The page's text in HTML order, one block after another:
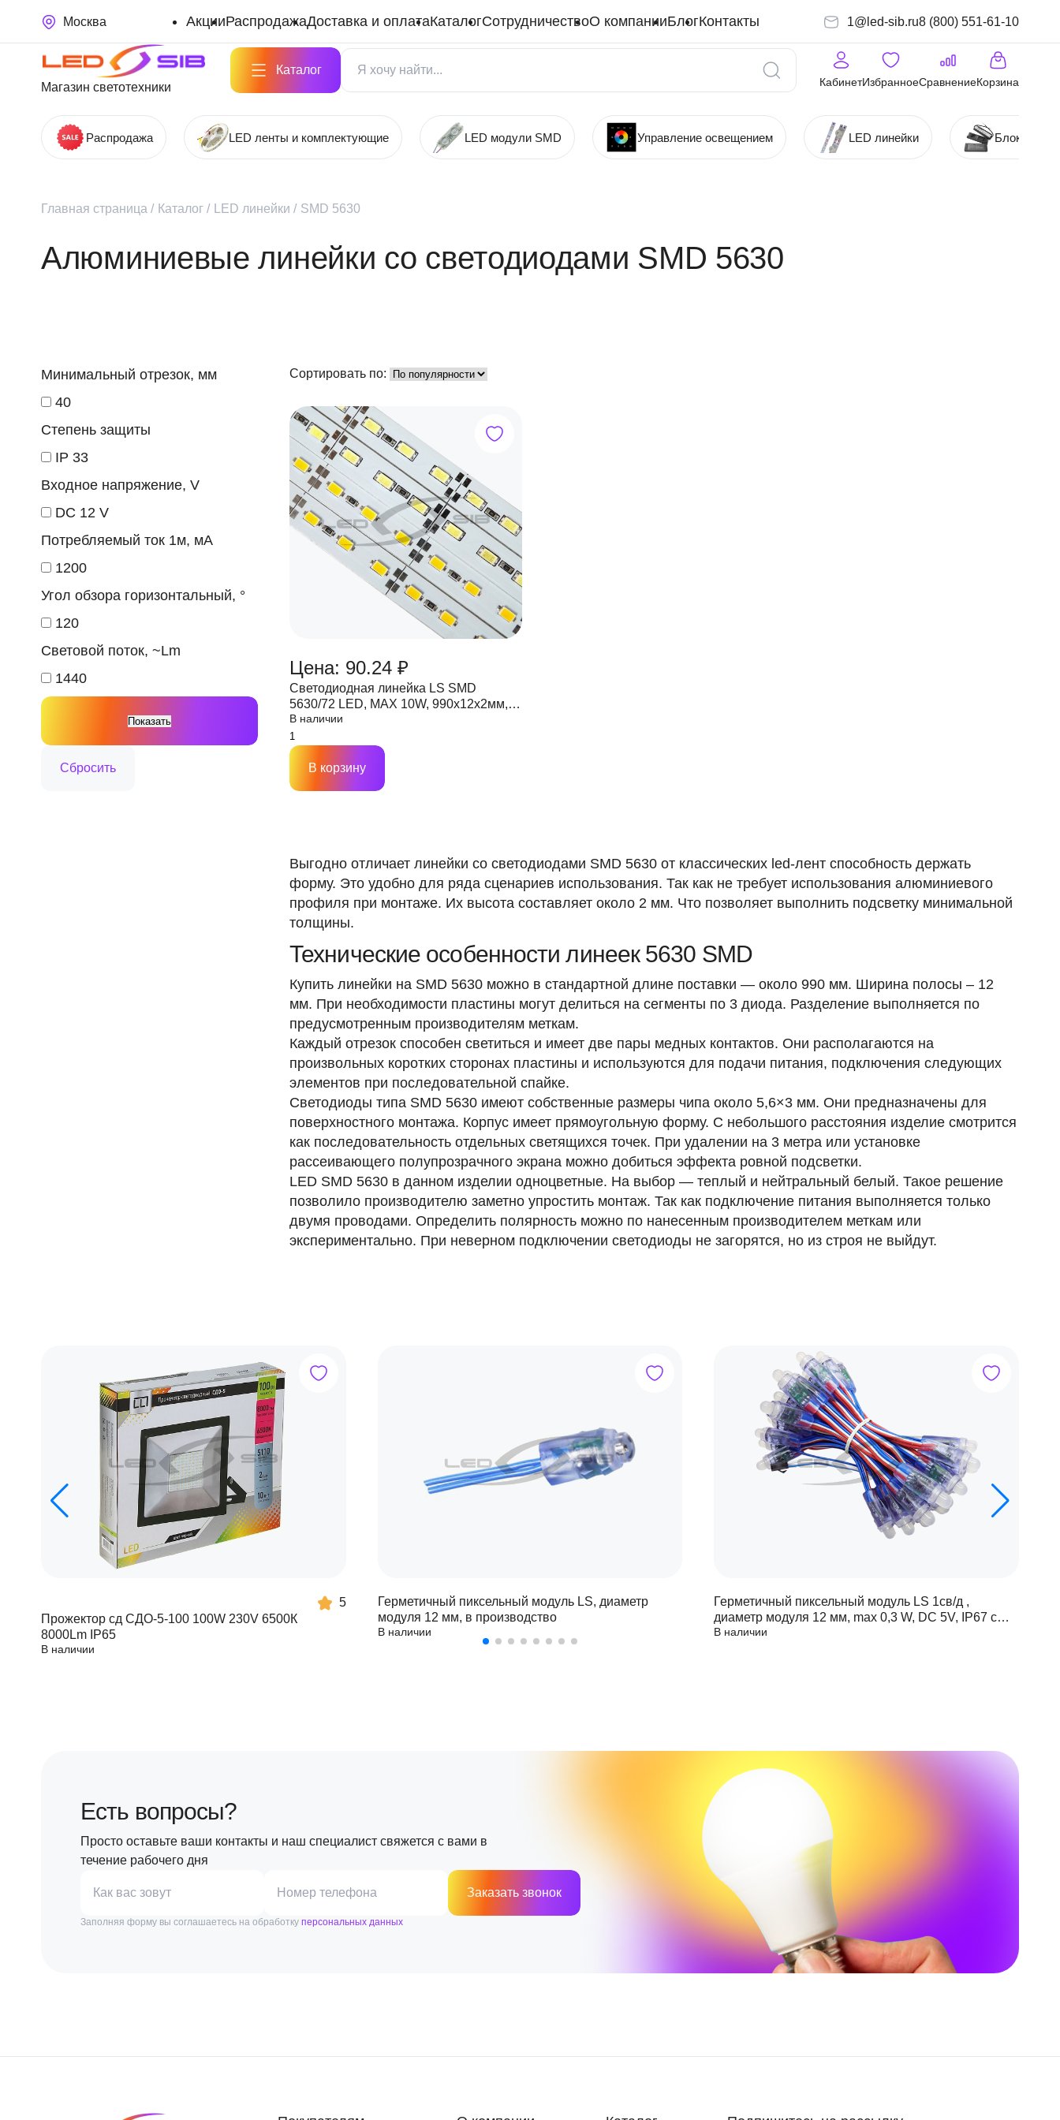
Москва АкцииРаспродажаДоставка и оплатаКаталогСотрудничествоО компанииБлогКонтакты 1@led-sib.ru8 (800) 551-61-10
Магазин светотехники
Каталог
КабинетИзбранноеСравнениеКорзина
Распродажа LED ленты и комплектующие LED модули SMD Управление освещением LED линейки Блоки
Главная страница / Каталог / LED линейки / SMD 5630
Алюминиевые линейки со светодиодами SMD 5630
Минимальный отрезок, мм
40
Степень защиты
IP 33
Входное напряжение, V
DC 12 V
Потребляемый ток 1м, мА
1200
Угол обзора горизонтальный, °
120
Световой поток, ~Lm
1440
Сортировать по:
Цена: 90.24 ₽
Светодиодная линейка LS SMD
5630/72 LED, MAX 10W, 990х12х2мм,
12V, IP33, 1440 Lm
В наличии
В корзину
Выгодно отличает линейки со светодиодами SMD 5630 от классических led-лент способность держать
форму. Это удобно для ряда сценариев использования. Так как не требует использования алюминиевого
профиля при монтаже. Их высота составляет около 2 мм. Что позволяет выполнить подсветку минимальной
толщины.
Технические особенности линеек 5630 SMD
Купить линейки на SMD 5630 можно в стандартной длине поставки — около 990 мм. Ширина полосы – 12
мм. При необходимости пластины могут делиться на сегменты по 3 диода. Разделение выполняется по
предусмотренным производителям меткам.
Каждый отрезок способен светиться и имеет две пары медных контактов. Они располагаются на
произвольных коротких сторонах пластины и используются для подачи питания, подключения следующих
элементов при последовательной спайке.
Светодиоды типа SMD 5630 имеют собственные размеры чипа около 5,6×3 мм. Они предназначены для
поверхностного монтажа. Корпус имеет прямоугольную форму. С небольшого расстояния изделие смотрится
как последовательность отдельных светящихся точек. При удалении на 3 метра или установке
рассеивающего полупрозрачного экрана можно добиться эффекта ровной подсветки.
LED SMD 5630 в данном изделии одноцветные. На выбор — теплый и нейтральный белый. Такое решение
позволило производителю заметно упростить монтаж. Так как подключение питания выполняется только
двумя проводами. Определить полярность можно по нанесенным производителем меткам или
экспериментально. При неверном подключении светодиоды не загорятся, но из строя не выйдут.
5
Прожектор сд СДО-5-100 100W 230V 6500К
8000Lm IP65
В наличии
Герметичный пиксельный модуль LS, диаметр
модуля 12 мм, в производство
В наличии
Герметичный пиксельный модуль LS 1св/д ,
диаметр модуля 12 мм, max 0,3 W, DC 5V, IP67 с
чипом 6803
В наличии
Есть вопросы?
Просто оставьте ваши контакты и наш специалист свяжется с вами в
течение рабочего дня
Как вас зовут Номер телефона Заказать звонок
Заполняя форму вы соглашаетесь на обработку персональных данных